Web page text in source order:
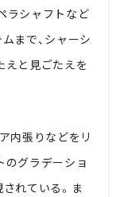
ラシャフトなど
まで、シャーシ
えと見ごたえを
内張りなどをリ
のグラデーショ
れている。ま